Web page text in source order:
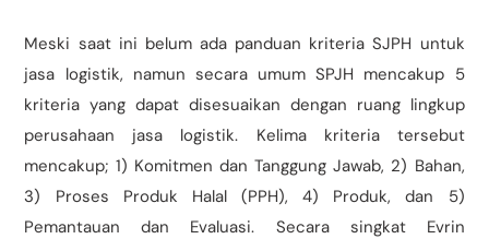
Meski saat ini belum ada panduan kriteria SJPH untuk
jasa logistik, namun secara umum SPJH mencakup 5
kriteria yang dapat disesuaikan dengan ruang lingkup
perusahaan jasa logistik. Kelima kriteria tersebut
mencakup; 1) Komitmen dan Tanggung Jawab, 2) Bahan,
3) Proses Produk Halal (PPH), 4) Produk, dan 5)
Pemantauan dan Evaluasi. Secara singkat Evrin